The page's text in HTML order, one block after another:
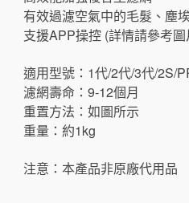
有效過濾空氣中的毛髮、塵
支援APP操控 (詳情請參考圖
適用型號：1代/2代/3代/2S/
濾網壽命：9-12個月
重置方法：如圖所示
重量：約1kg
注意：本產品非原廠代用品